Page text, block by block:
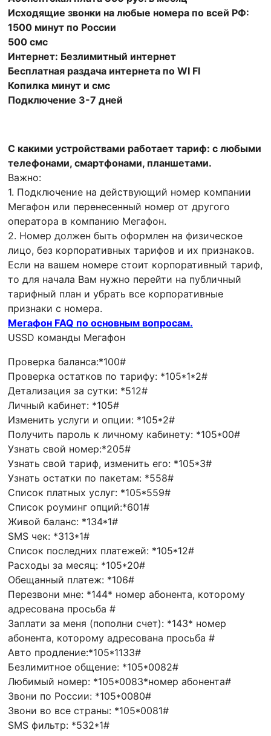
Исходящие звонки на любые номера по всей РФ:
1500 минут по России
500 смс
Интернет: Безлимитный интернет
Бесплатная раздача интернета по WI FI
Копилка минут и смс
Подключение 3-7 дней
С какими устройствами работает тариф: с любыми
телефонами, смартфонами, планшетами.
Важно:
1. Подключение на действующий номер компании
Мегафон или перенесенный номер от другого
оператора в компанию Мегафон.
2. Номер должен быть оформлен на физическое
лицо, без корпоративных тарифов и их признаков.
Если на вашем номере стоит корпоративный тариф,
то для начала Вам нужно перейти на публичный
тарифный план и убрать все корпоративные
признаки с номера.
Мегафон FAQ по основным вопросам.
USSD команды Мегафон
Проверка баланса:*100#
Проверка остатков по тарифу: *105*1*2#
Детализация за сутки: *512#
Личный кабинет: *105#
Изменить услуги и опции: *105*2#
Получить пароль к личному кабинету: *105*00#
Узнать свой номер:*205#
Узнать свой тариф, изменить его: *105*3#
Узнать остатки по пакетам: *558#
Список платных услуг: *105*559#
Список роуминг опций:*601#
Живой баланс: *134*1#
SMS чек: *313*1#
Список последних платежей: *105*12#
Расходы за месяц: *105*20#
Обещанный платеж: *106#
Перезвони мне: *144* номер абонента, которому
адресована просьба #
Заплати за меня (пополни счет): *143* номер
абонента, которому адресована просьба #
Авто продление:*105*1133#
Безлимитное общение: *105*0082#
Любимый номер: *105*0083*номер абонента#
Звони по России: *105*0080#
Звони во все страны: *105*0081#
SMS фильтр: *532*1#